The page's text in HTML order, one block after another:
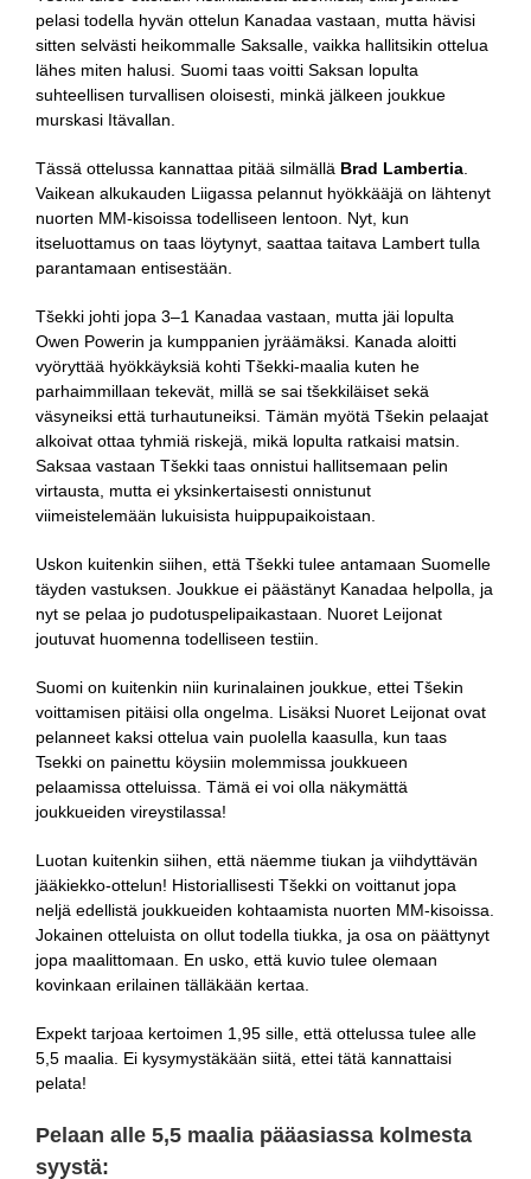
pelasi todella hyvän ottelun Kanadaa vastaan, mutta hävisi
sitten selvästi heikommalle Saksalle, vaikka hallitsikin ottelua
lähes miten halusi. Suomi taas voitti Saksan lopulta
suhteellisen turvallisen oloisesti, minkä jälkeen joukkue
murskasi Itävallan.
Tässä ottelussa kannattaa pitää silmällä Brad Lambertia.
Vaikean alkukauden Liigassa pelannut hyökkääjä on lähtenyt
nuorten MM-kisoissa todelliseen lentoon. Nyt, kun
itseluottamus on taas löytynyt, saattaa taitava Lambert tulla
parantamaan entisestään.
Tšekki johti jopa 3–1 Kanadaa vastaan, mutta jäi lopulta
Owen Powerin ja kumppanien jyräämäksi. Kanada aloitti
vyöryttää hyökkäyksiä kohti Tšekki-maalia kuten he
parhaimmillaan tekevät, millä se sai tšekkiläiset sekä
väsyneiksi että turhautuneiksi. Tämän myötä Tšekin pelaajat
alkoivat ottaa tyhmiä riskejä, mikä lopulta ratkaisi matsin.
Saksaa vastaan Tšekki taas onnistui hallitsemaan pelin
virtausta, mutta ei yksinkertaisesti onnistunut
viimeistelemään lukuisista huippupaikoistaan.
Uskon kuitenkin siihen, että Tšekki tulee antamaan Suomelle
täyden vastuksen. Joukkue ei päästänyt Kanadaa helpolla, ja
nyt se pelaa jo pudotuspelipaikastaan. Nuoret Leijonat
joutuvat huomenna todelliseen testiin.
Suomi on kuitenkin niin kurinalainen joukkue, ettei Tšekin
voittamisen pitäisi olla ongelma. Lisäksi Nuoret Leijonat ovat
pelanneet kaksi ottelua vain puolella kaasulla, kun taas
Tsekki on painettu köysiin molemmissa joukkueen
pelaamissa otteluissa. Tämä ei voi olla näkymättä
joukkueiden vireystilassa!
Luotan kuitenkin siihen, että näemme tiukan ja viihdyttävän
jääkiekko-ottelun! Historiallisesti Tšekki on voittanut jopa
neljä edellistä joukkueiden kohtaamista nuorten MM-kisoissa.
Jokainen otteluista on ollut todella tiukka, ja osa on päättynyt
jopa maalittomaan. En usko, että kuvio tulee olemaan
kovinkaan erilainen tälläkään kertaa.
Expekt tarjoaa kertoimen 1,95 sille, että ottelussa tulee alle
5,5 maalia. Ei kysymystäkään siitä, ettei tätä kannattaisi
pelata!
Pelaan alle 5,5 maalia pääasiassa kolmesta
syystä: